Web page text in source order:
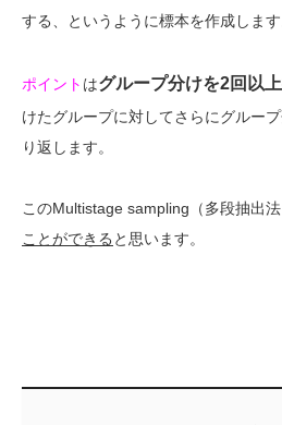
する、というように標本を作成します
ポイント はグループ分けを2回以
けたグループに対してさらにグルー
り返します。
このMultistage sampling（多段抽出
ことができる と思います。